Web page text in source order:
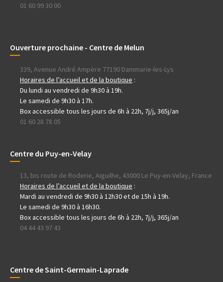
01 60 99 30 00
Ouverture prochaine - Centre de Melun
339, Avenue André Ampère 77190 Dammarie-les-Lys
Horaires de l’accueil et de la boutique :
Du lundi au vendredi de 9h30 à 19h.
Le samedi de 9h30 à 17h.
Box accessible tous les jours de 6h à 22h, 7j/j, 365j/an
01 60 28 78 05
Centre du Puy-en-Velay
13, bis route de Roderie, Aiguilhe, 43000 Le Puy-en-Velay, France
Horaires de l’accueil et de la boutique :
Mardi au vendredi de 9h30 à 12h30 et de 15h à 19h.
Le samedi de 9h30 à 16h30.
Box accessible tous les jours de 6h à 22h, 7j/j, 365j/an
04 44 43 97 43
Centre de Saint-Germain-Laprade